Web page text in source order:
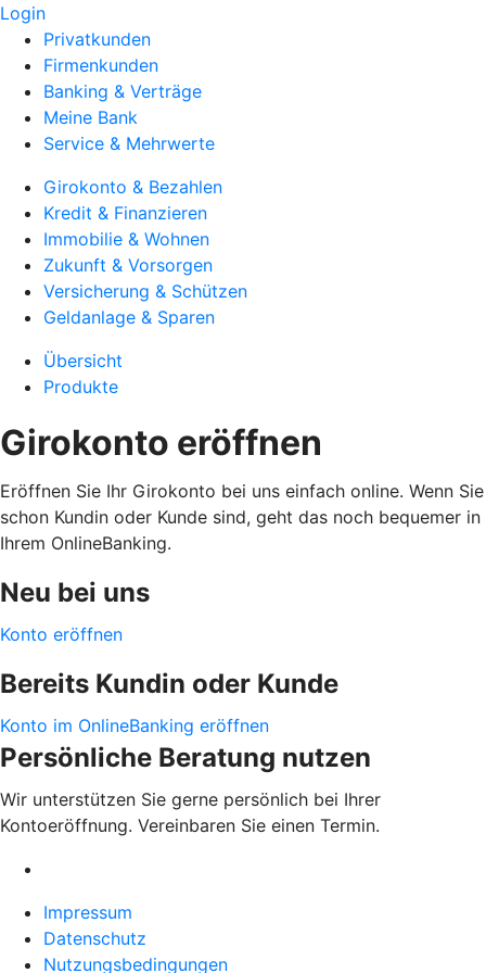
Login
Privatkunden
Firmenkunden
Banking & Verträge
Meine Bank
Service & Mehrwerte
Girokonto & Bezahlen
Kredit & Finanzieren
Immobilie & Wohnen
Zukunft & Vorsorgen
Versicherung & Schützen
Geldanlage & Sparen
Übersicht
Produkte
Girokonto eröffnen
Eröffnen Sie Ihr Girokonto bei uns einfach online. Wenn Sie
schon Kundin oder Kunde sind, geht das noch bequemer in
Ihrem OnlineBanking.
Neu bei uns
Konto eröffnen
Bereits Kundin oder Kunde
Konto im OnlineBanking eröffnen
Persönliche Beratung nutzen
Wir unterstützen Sie gerne persönlich bei Ihrer
Kontoeröffnung. Vereinbaren Sie einen Termin.
Impressum
Datenschutz
Nutzungsbedingungen